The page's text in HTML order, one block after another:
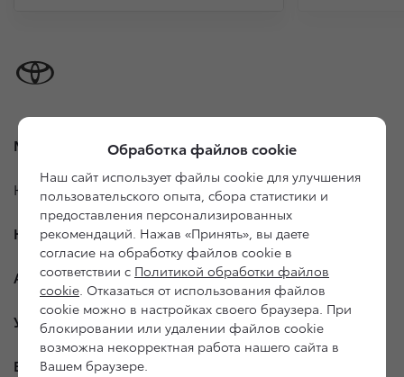
Модельный ряд
Юридическая информация
Новые автомобили
Автомобили с пробегом
Условия покупки
Владельцам
Обработка файлов cookie
Наш сайт использует файлы cookie для улучшения
пользовательского опыта, сбора статистики и
предоставления персонализированных
рекомендаций. Нажав «Принять», вы даете
согласие на обработку файлов cookie в
соответствии с Политикой обработки файлов
cookie . Отказаться от использования файлов
cookie можно в настройках своего браузера. При
блокировании или удалении файлов cookie
возможна некорректная работа нашего сайта в
Вашем браузере.